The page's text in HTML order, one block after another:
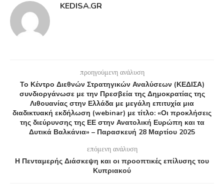
KEDISA.GR
προηγούμενη ανάλυση
Το Κέντρο Διεθνών Στρατηγικών Αναλύσεων (ΚΕΔΙΣΑ)
συνδιοργάνωσε με την Πρεσβεία της Δημοκρατίας της
Λιθουανίας στην Ελλάδα με μεγάλη επιτυχία μια
διαδικτυακή εκδήλωση (webinar) με τίτλο: «Οι προκλήσεις
της διεύρυνσης της ΕΕ στην Ανατολική Ευρώπη και τα
Δυτικά Βαλκάνια» – Παρασκευή 28 Μαρτίου 2025
επόμενη ανάλυση
Η Πενταμερής Διάσκεψη και οι προοπτικές επίλυσης του
Κυπριακού